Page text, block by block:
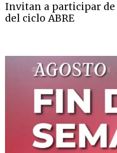
Invitan a participar
del ciclo ABRE